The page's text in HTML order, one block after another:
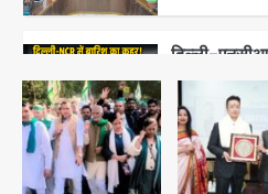
5
1
दिल्ली-
उत्तराखंड और
कई नदियां उफान
मोहम्मद इमरान
Thailand